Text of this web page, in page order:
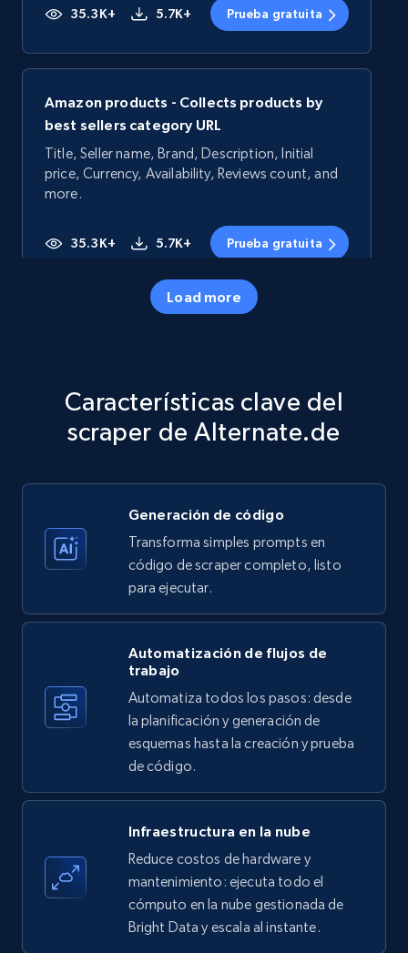
35.3K+ 5.7K+ Prueba gratuita
Amazon products - Collects products by
best sellers category URL
Title, Seller name, Brand, Description, Initial
price, Currency, Availability, Reviews count, and
more.
35.3K+ 5.7K+ Prueba gratuita
price, Currency, Availability, Reviews count, and
Amazon products - Collects products by
specific keywords
Title, Seller name, Brand, Description, Initial
35.3K+ 5.7K+ Prueba gratuita
Amazon products - find products by using
Title, Seller name, Brand, Description, Initial
price, Currency, Availability, Reviews count, and
more.
5.7K+ Prueba gratuita
Load more
Características clave del
scraper de Alternate.de
Generación de código
Transforma simples prompts en
código de scraper completo, listo
para ejecutar.
Automatización de flujos de
trabajo
Automatiza todos los pasos: desde
la planificación y generación de
esquemas hasta la creación y prueba
de código.
Infraestructura en la nube
Reduce costos de hardware y
mantenimiento: ejecuta todo el
cómputo en la nube gestionada de
Bright Data y escala al instante.